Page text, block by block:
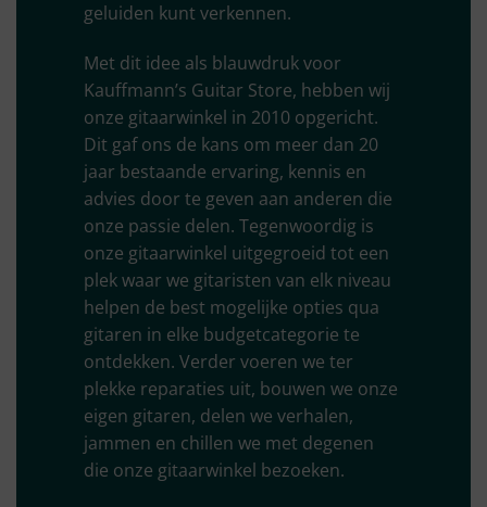
geluiden kunt verkennen.
Met dit idee als blauwdruk voor
Kauffmann’s Guitar Store, hebben wij
onze gitaarwinkel in 2010 opgericht.
Dit gaf ons de kans om meer dan 20
jaar bestaande ervaring, kennis en
advies door te geven aan anderen die
onze passie delen. Tegenwoordig is
onze gitaarwinkel uitgegroeid tot een
plek waar we gitaristen van elk niveau
helpen de best mogelijke opties qua
gitaren in elke budgetcategorie te
ontdekken. Verder voeren we ter
plekke reparaties uit, bouwen we onze
eigen gitaren, delen we verhalen,
jammen en chillen we met degenen
die onze gitaarwinkel bezoeken.